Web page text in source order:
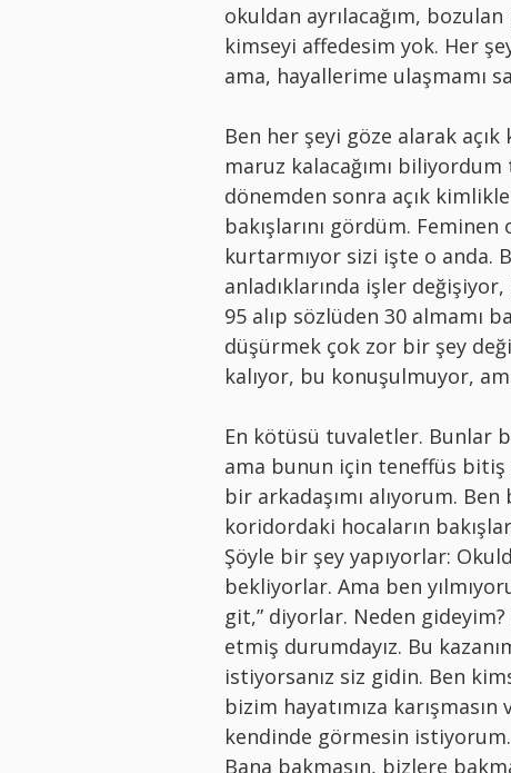
okuldan ayrılacağım,
kimseyi affedesim yok. Her
ama, hayallerime ulaşmamı
Ben her şeyi göze alarak
maruz kalacağımı
dönemden sonra açık
bakışlarını gördüm.
kurtarmıyor sizi işte o anda.
anladıklarında işler değişiyor,
95 alıp sözlüden 30 almamı
düşürmek çok zor bir şey
kalıyor, bu konuşulmuyor,
En kötüsü tuvaletler. Bunlar
ama bunun için teneffüs bitiş
bir arkadaşımı alıyorum.
koridordaki hocaların
Şöyle bir şey yapıyorlar:
bekliyorlar. Ama ben
git,” diyorlar. Neden
etmiş durumdayız. Bu
istiyorsanız siz gidin. Ben
bizim hayatımıza
kendinde görmesin istiyorum.
Bana bakmasın, bizlere